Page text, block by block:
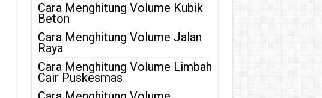
Cara Menghitung Volume Kubik
Beton
Cara Menghitung Volume Jalan
Raya
Cara Menghitung Volume Limbah
Cair Puskesmas